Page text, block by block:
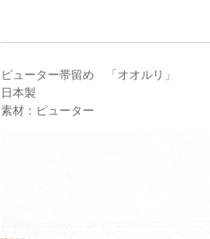
ピューター帯留め 「オオルリ」
日本製
素材：ピューター